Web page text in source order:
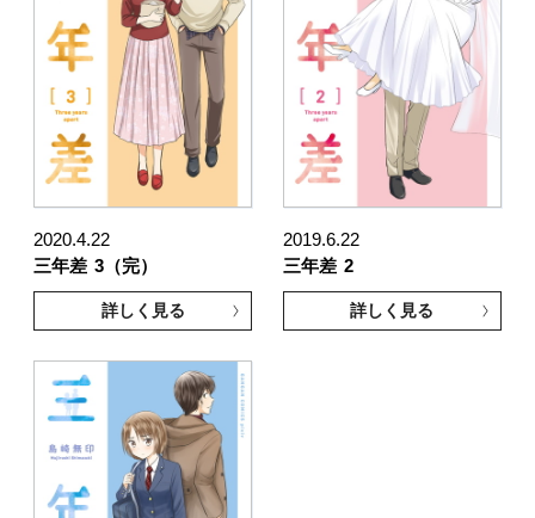
2020.4.22
三年差 3（完）
詳しく見る
2019.6.22
三年差 2
詳しく見る